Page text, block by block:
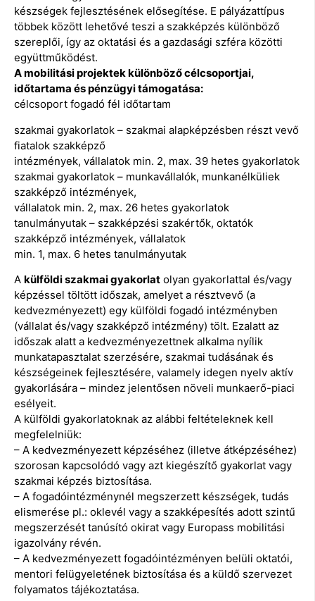
készségek fejlesztésének elősegítése. E pályázattípus
többek között lehetővé teszi a szakképzés különböző
szereplői, így az oktatási és a gazdasági szféra közötti
együttműködést.
A mobilitási projektek különböző célcsoportjai,
időtartama és pénzügyi támogatása:
célcsoport fogadó fél időtartam
szakmai gyakorlatok – szakmai alapképzésben részt vevő
fiatalok szakképző
intézmények, vállalatok min. 2, max. 39 hetes gyakorlatok
szakmai gyakorlatok – munkavállalók, munkanélküliek
szakképző intézmények,
vállalatok min. 2, max. 26 hetes gyakorlatok
tanulmányutak – szakképzési szakértők, oktatók
szakképző intézmények, vállalatok
min. 1, max. 6 hetes tanulmányutak
A külföldi szakmai gyakorlat olyan gyakorlattal és/vagy
képzéssel töltött időszak, amelyet a résztvevő (a
kedvezményezett) egy külföldi fogadó intézményben
(vállalat és/vagy szakképző intézmény) tölt. Ezalatt az
időszak alatt a kedvezményezettnek alkalma nyílik
munkatapasztalat szerzésére, szakmai tudásának és
készségeinek fejlesztésére, valamely idegen nyelv aktív
gyakorlására – mindez jelentősen növeli munkaerő-piaci
esélyeit.
A külföldi gyakorlatoknak az alábbi feltételeknek kell
megfelelniük:
– A kedvezményezett képzéséhez (illetve átképzéséhez)
szorosan kapcsolódó vagy azt kiegészítő gyakorlat vagy
szakmai képzés biztosítása.
– A fogadóintézménynél megszerzett készségek, tudás
elismerése pl.: oklevél vagy a szakképesítés adott szintű
megszerzését tanúsító okirat vagy Europass mobilitási
igazolvány révén.
– A kedvezményezett fogadóintézményen belüli oktatói,
mentori felügyeletének biztosítása és a küldő szervezet
folyamatos tájékoztatása.